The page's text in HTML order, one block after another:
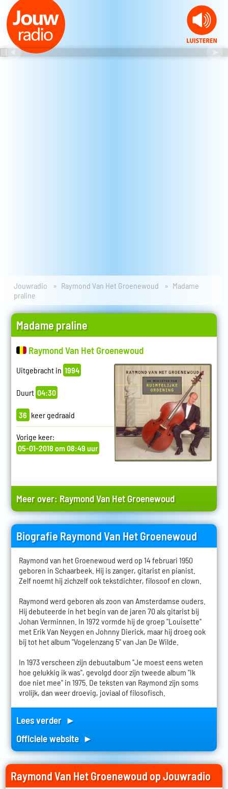
Jouwradio Raymond Van Het Groenewoud
Madame
praline
Madame praline
Raymond Van Het Groenewoud
Uitgebracht in 1994
Duurt 04:30
36 keer gedraaid
Vorige keer:
05-01-2018 om 08:49 uur
Meer over: Raymond Van Het Groenewoud
Biografie Raymond Van Het Groenewoud
Raymond van het Groenewoud werd op 14 februari 1950
geboren in Schaarbeek. Hij is zanger, gitarist en pianist.
Zelf noemt hij zichzelf ook tekstdichter, filosoof en clown.
Raymond werd geboren als zoon van Amsterdamse ouders.
Hij debuteerde in het begin van de jaren 70 als gitarist bij
Johan Verminnen. In 1972 vormde hij de groep "Louisette"
met Erik Van Neygen en Johnny Dierick, maar hij droeg ook
bij tot het album "Vogelenzang 5" van Jan De Wilde.
In 1973 verscheen zijn debuutalbum "Je moest eens weten
hoe gelukkig ik was", gevolgd door zijn tweede album "Ik
doe niet mee" in 1975. De teksten van Raymond zijn soms
vrolijk, dan weer droevig, joviaal of filosofisch.
Lees verder ►
Officiele website ►
Raymond Van Het Groenewoud op Jouwradio